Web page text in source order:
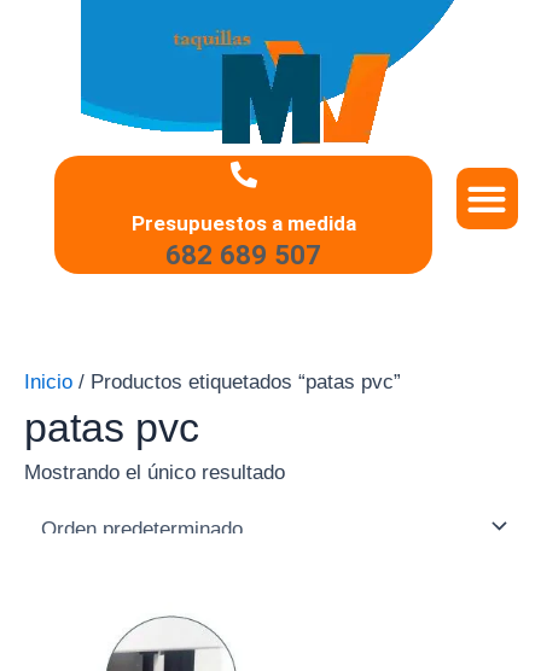
Presupuestos a medida
682 689 507
Inicio / Productos etiquetados “patas pvc”
patas pvc
Mostrando el único resultado